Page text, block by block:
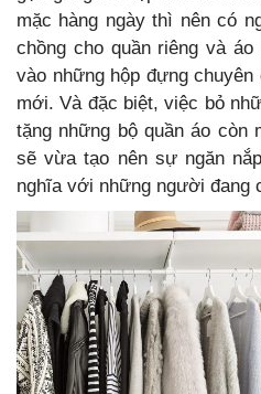
mặc hàng ngày thì nên có
chồng cho quần riêng và
vào những hộp đựng chuyên
mới. Và đặc biệt, việc bỏ
tặng những bộ quần áo còn
sẽ vừa tạo nên sự ngăn
nghĩa với những người đang